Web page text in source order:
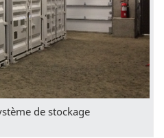
de stockage